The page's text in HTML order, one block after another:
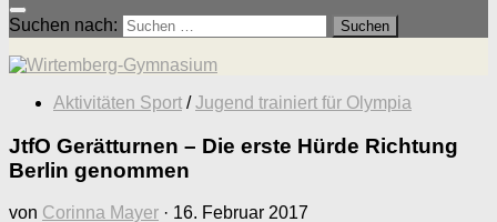
Suchen nach:
Aktivitäten Sport / Jugend trainiert für Olympia
JtfO Gerätturnen – Die erste Hürde Richtung
Berlin genommen
von Corinna Mayer · 16. Februar 2017